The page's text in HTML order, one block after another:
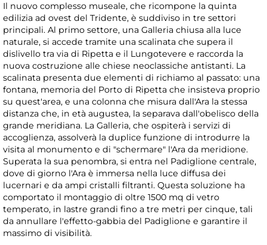
Il nuovo complesso museale, che ricompone la quinta
edilizia ad ovest del Tridente, è suddiviso in tre settori
principali. Al primo settore, una Galleria chiusa alla luce
naturale, si accede tramite una scalinata che supera il
dislivello tra via di Ripetta e il Lungotevere e raccorda la
nuova costruzione alle chiese neoclassiche antistanti. La
scalinata presenta due elementi di richiamo al passato: una
fontana, memoria del Porto di Ripetta che insisteva proprio
su quest'area, e una colonna che misura dall'Ara la stessa
distanza che, in età augustea, la separava dall'obelisco della
grande meridiana. La Galleria, che ospiterà i servizi di
accoglienza, assolverà la duplice funzione di introdurre la
visita al monumento e di "schermare" l'Ara da meridione.
Superata la sua penombra, si entra nel Padiglione centrale,
dove di giorno l'Ara è immersa nella luce diffusa dei
lucernari e da ampi cristalli filtranti. Questa soluzione ha
comportato il montaggio di oltre 1500 mq di vetro
temperato, in lastre grandi fino a tre metri per cinque, tali
da annullare l'effetto-gabbia del Padiglione e garantire il
massimo di visibilità.